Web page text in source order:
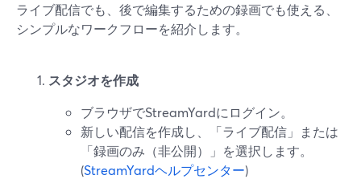
ライブ配信でも、後で編集するための録画でも使える、
シンプルなワークフローを紹介します。
スタジオを作成
ブラウザでStreamYardにログイン。
新しい配信を作成し、「ライブ配信」または
「録画のみ（非公開）」を選択します。
(StreamYardヘルプセンター)